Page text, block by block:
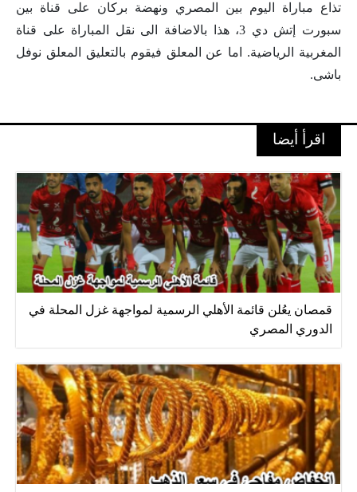
تذاع مباراة اليوم بين المصري ونهضة بركان على قناة بين
سبورت إتش دي 3، هذا بالاضافة الى نقل المباراة على قناة
المغربية الرياضية. اما عن المعلق فيقوم بالتعليق المعلق نوفل
باشى.
اقرأ أيضا
قمصان يعُلن قائمة الأهلي الرسمية لمواجهة غزل المحلة في
الدوري المصري